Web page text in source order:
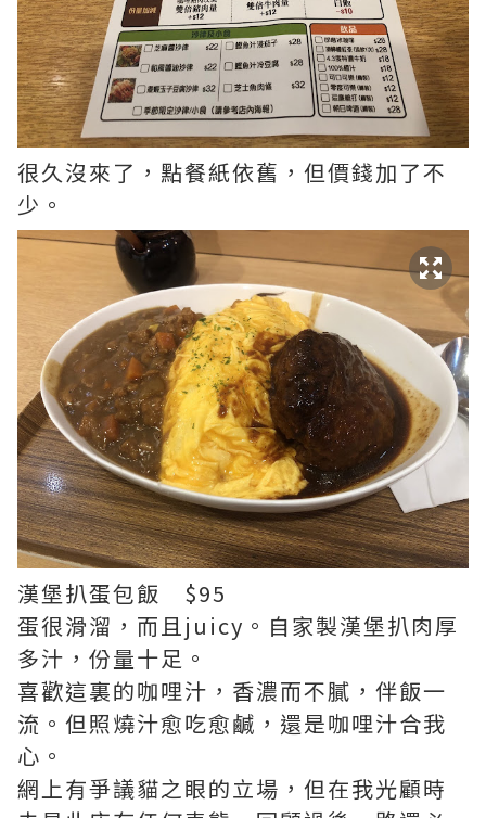
很久沒來了，點餐紙依舊，但價錢加了不
少。
漢堡扒蛋包飯 $95
蛋很滑溜，而且juicy。自家製漢堡扒肉厚
多汁，份量十足。
喜歡這裏的咖哩汁，香濃而不膩，伴飯一
流。但照燒汁愈吃愈鹹，還是咖哩汁合我
心。
網上有爭議貓之眼的立場，但在我光顧時